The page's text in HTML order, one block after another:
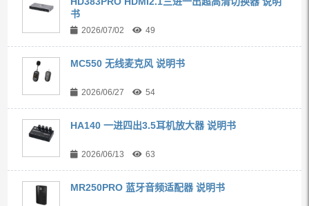
书
2026/07/02 49
MC550 无线麦克风 说明书
2026/06/27 54
HA140 一进四出3.5耳机放大器 说明书
2026/06/13 63
MR250PRO 蓝牙音频适配器 说明书